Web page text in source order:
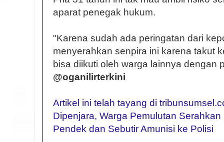
aparat penegak hukum.
"Karena sudah ada peringatan dari
menyerahkan senpira ini karena takut
bisa diikuti oleh warga lainnya dengan
@oganilirterkini
Artikel ini telah tayang di
Dipenjara, Warga Pemulutan
Pendek dan Sebutir Amunisi ke Polisi